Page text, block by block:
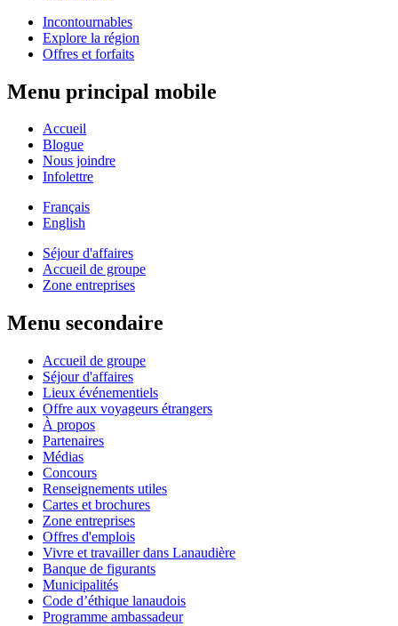
Incontournables
Explore la région
Offres et forfaits
Menu principal mobile
Accueil
Blogue
Nous joindre
Infolettre
Français
English
Séjour d'affaires
Accueil de groupe
Zone entreprises
Menu secondaire
Accueil de groupe
Séjour d'affaires
Lieux événementiels
Offre aux voyageurs étrangers
À propos
Partenaires
Médias
Concours
Renseignements utiles
Cartes et brochures
Zone entreprises
Offres d'emplois
Vivre et travailler dans Lanaudière
Banque de figurants
Municipalités
Code d’éthique lanaudois
Programme ambassadeur